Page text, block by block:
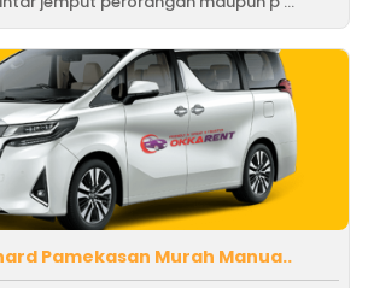
Pamekasan Murah Manua..